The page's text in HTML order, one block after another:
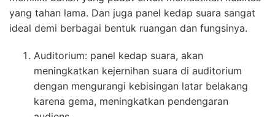
yang tahan lama. Dan juga panel kedap suara sangat
ideal demi berbagai bentuk ruangan dan fungsinya.
Auditorium: panel kedap suara, akan
meningkatkan kejernihan suara di auditorium
dengan mengurangi kebisingan latar belakang
karena gema, meningkatkan pendengaran